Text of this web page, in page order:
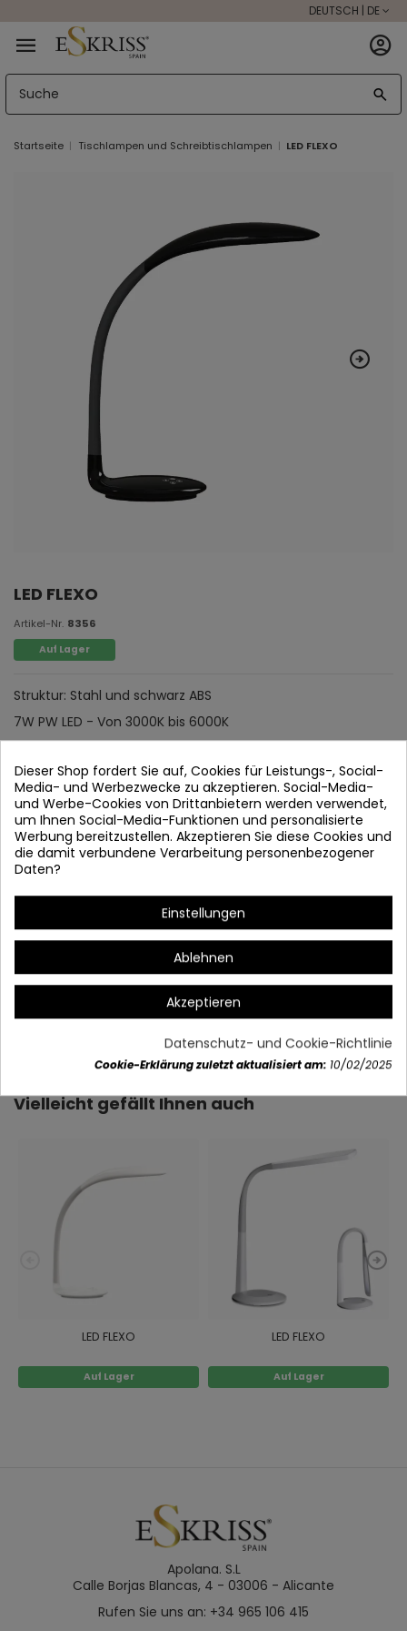
DEUTSCH | DE
Startseite Tischlampen und Schreibtischlampen LED FLEXO
LED FLEXO
Artikel-Nr. 8356
Auf Lager
Struktur: Stahl und schwarz ABS
7W PW LED - Von 3000K bis 6000K
Maßnahmen: Basis:
12 cm 日本語 Breite: 30 cm
Artikeldetails
Vielleicht gefällt Ihnen auch
LED FLEXO
Auf Lager
LED FLEXO
Auf Lager
Apolana. S.L
Calle Borjas Blancas, 4 - 03006 - Alicante
Rufen Sie uns an: +34 965 106 415
Dieser Shop fordert Sie auf, Cookies für Leistungs-, Social-
Media- und Werbezwecke zu akzeptieren. Social-Media-
und Werbe-Cookies von Drittanbietern werden verwendet,
um Ihnen Social-Media-Funktionen und personalisierte
Werbung bereitzustellen. Akzeptieren Sie diese Cookies und
die damit verbundene Verarbeitung personenbezogener
Daten?
Einstellungen
Ablehnen
Akzeptieren
Datenschutz- und Cookie-Richtlinie
Cookie-Erklärung zuletzt aktualisiert am: 10/02/2025